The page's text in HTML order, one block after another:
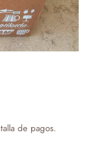
de pagos.